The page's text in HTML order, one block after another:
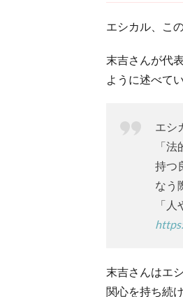
エシカル、こ
末吉さんが代
ように述べてい
エシ
「
持つ
なう
「
末吉さんはエ
関心を持ち続